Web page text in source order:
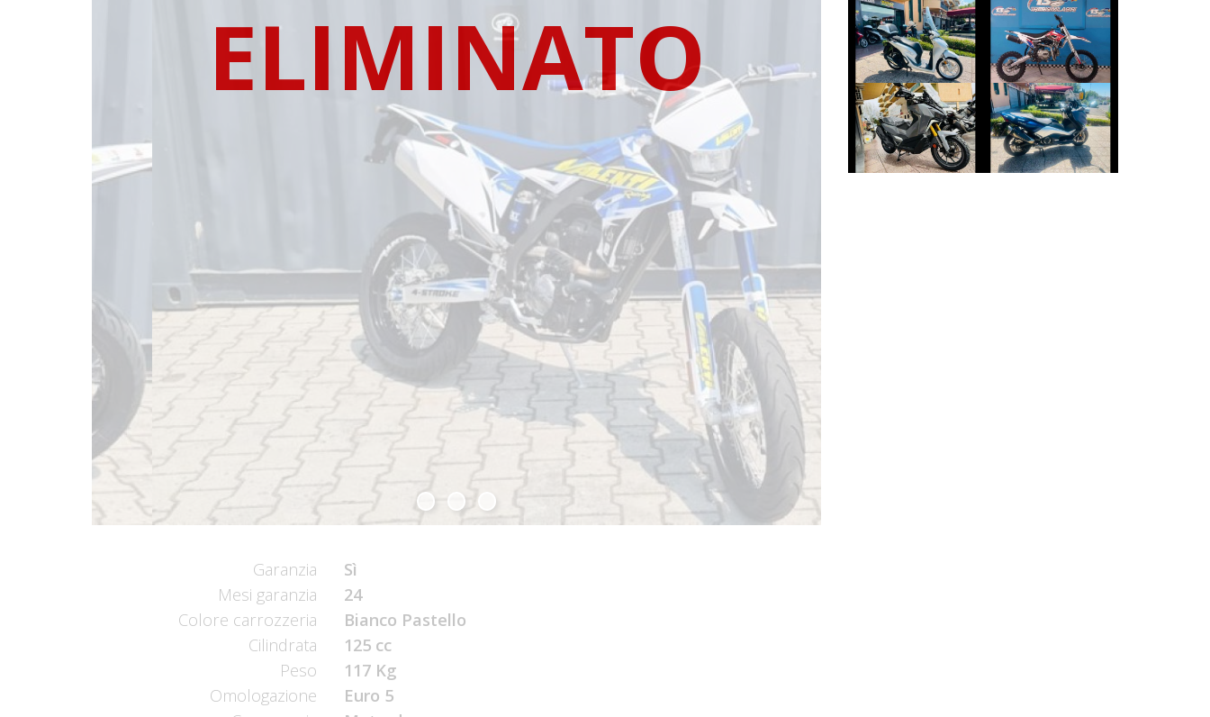
Garanzia
Sì
Mesi garanzia
24
Colore carrozzeria
Bianco Pastello
Cilindrata
125 cc
Peso
117 Kg
Omologazione
Euro 5
HONDA SH
€ 3.350 €
ALTRA-MARCA
ALTRO-
MODELLO
€ 1.700 €
SYM ADX-400
€ 6.990 €
YAMAHA TMAX
€ 5.790 €